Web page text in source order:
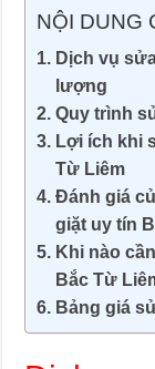
NỘI DUNG
Dịch vụ
lượng
Quy trình
Lợi ích khi
Từ Liêm
Đánh giá
giặt uy tín
Khi nào
Bắc Từ
Bảng giá